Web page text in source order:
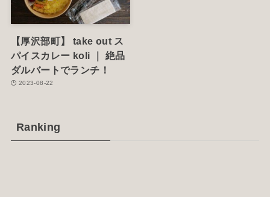
【厚沢部町】 take out ス
パイスカレー koli ｜ 絶品
ダルバートでランチ！
2023-08-22
Ranking